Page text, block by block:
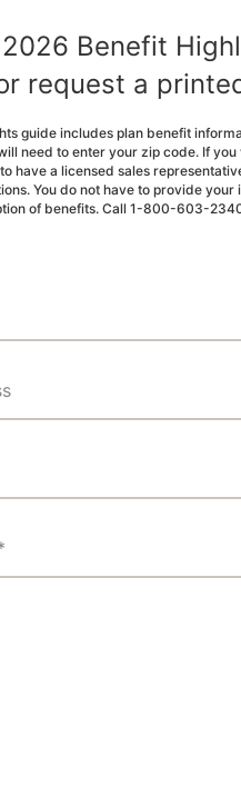
Benefit
request a
guide includes plan benefit
need to enter your zip code. If
have a licensed sales
You do not have to provide
of benefits. Call 1-800-603-